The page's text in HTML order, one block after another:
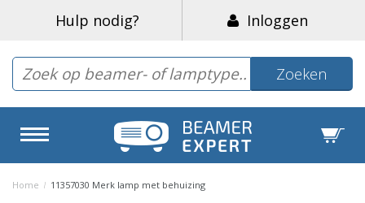
Hulp nodig? Inloggen
Zoeken
Home / 11357030 Merk lamp met behuizing